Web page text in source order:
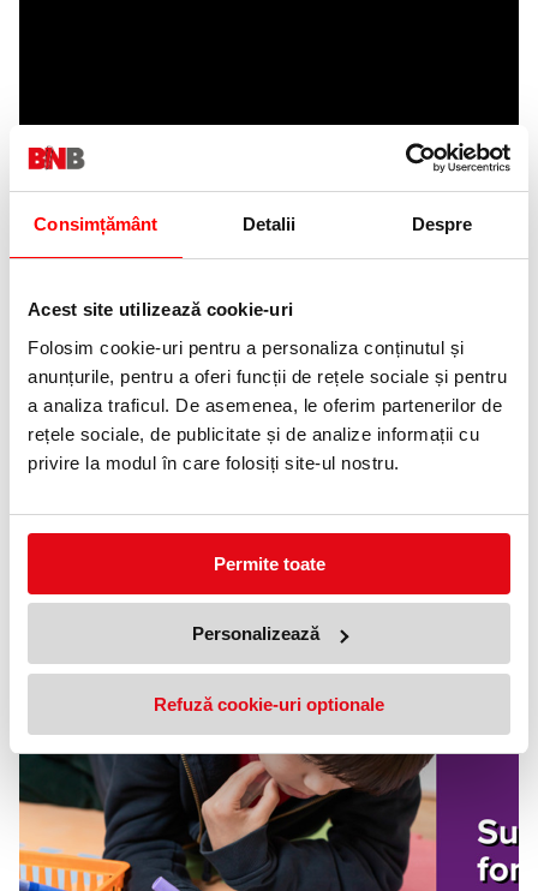
Consimțământ Detalii Despre
Acest site utilizează cookie-uri
Folosim cookie-uri pentru a personaliza conținutul și
anunțurile, pentru a oferi funcții de rețele sociale și pentru
a analiza traficul. De asemenea, le oferim partenerilor de
rețele sociale, de publicitate și de analize informații cu
privire la modul în care folosiți site-ul nostru.
Permite toate
Personalizează
Refuză cookie-uri optionale